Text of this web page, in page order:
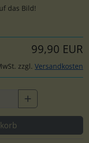
das Bild!
99,90 EUR
zzgl. Versandkosten